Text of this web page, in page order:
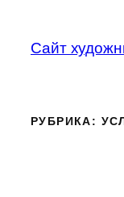
содержимому
Сайт
РУБРИКА: